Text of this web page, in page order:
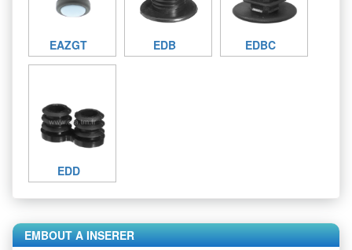
EAZGT EDB EDBC
EDD
EMBOUT A INSERER